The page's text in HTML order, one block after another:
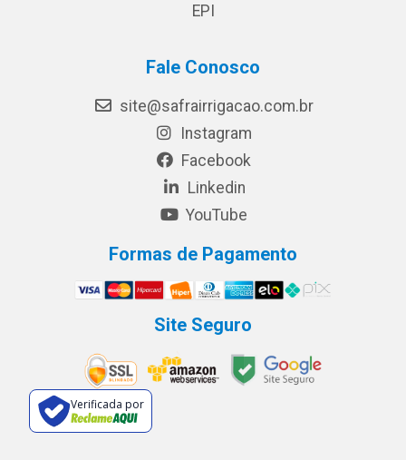
EPI
Fale Conosco
site@safrairrigacao.com.br
Instagram
Facebook
Linkedin
YouTube
Formas de Pagamento
Site Seguro
Verificada por